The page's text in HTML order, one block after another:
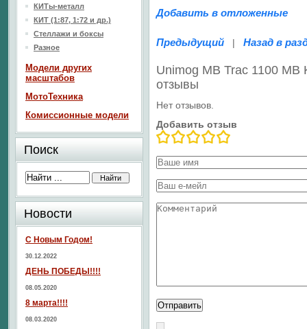
Добавить в отложенные
Предыдущий | Назад в
Unimog MB Trac 1100
отзывы
Нет отзывов.
Добавить отзыв
КИТы-металл
КИТ (1:87, 1:72 и др.)
Стеллажи и боксы
Разное
Модели других
масштабов
МотоТехника
Комиссионные модели
Поиск
Новости
С Новым Годом!
30.12.2022
ДЕНЬ ПОБЕДЫ!!!!
08.05.2020
8 марта!!!!
08.03.2020